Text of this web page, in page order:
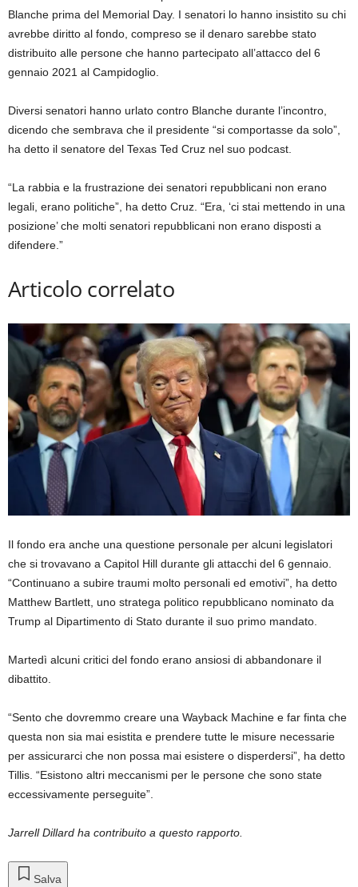
Blanche prima del Memorial Day. I senatori lo hanno insistito su chi
avrebbe diritto al fondo, compreso se il denaro sarebbe stato
distribuito alle persone che hanno partecipato all’attacco del 6
gennaio 2021 al Campidoglio.
Diversi senatori hanno urlato contro Blanche durante l’incontro,
dicendo che sembrava che il presidente “si comportasse da solo”,
ha detto il senatore del Texas Ted Cruz nel suo podcast.
“La rabbia e la frustrazione dei senatori repubblicani non erano
legali, erano politiche”, ha detto Cruz. “Era, ‘ci stai mettendo in una
posizione’ che molti senatori repubblicani non erano disposti a
difendere.”
Articolo correlato
Il fondo era anche una questione personale per alcuni legislatori
che si trovavano a Capitol Hill durante gli attacchi del 6 gennaio.
“Continuano a subire traumi molto personali ed emotivi”, ha detto
Matthew Bartlett, uno stratega politico repubblicano nominato da
Trump al Dipartimento di Stato durante il suo primo mandato.
Martedì alcuni critici del fondo erano ansiosi di abbandonare il
dibattito.
“Sento che dovremmo creare una Wayback Machine e far finta che
questa non sia mai esistita e prendere tutte le misure necessarie
per assicurarci che non possa mai esistere o disperdersi”, ha detto
Tillis. “Esistono altri meccanismi per le persone che sono state
eccessivamente perseguite”.
Jarrell Dillard ha contribuito a questo rapporto.
Salva